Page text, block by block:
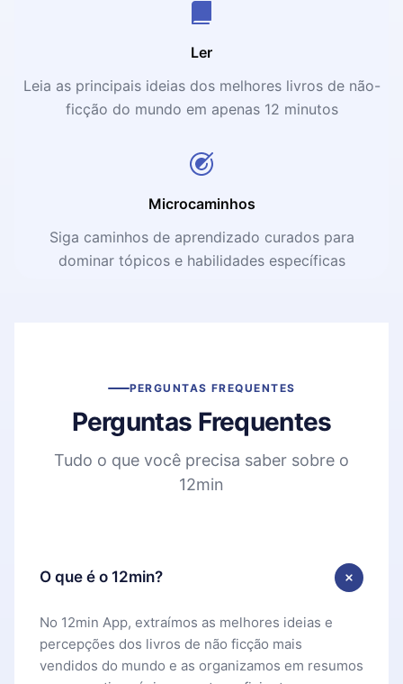
Ler
Leia as principais ideias dos melhores livros de não-
ficção do mundo em apenas 12 minutos
Microcaminhos
Siga caminhos de aprendizado curados para
dominar tópicos e habilidades específicas
PERGUNTAS FREQUENTES
Perguntas Frequentes
Tudo o que você precisa saber sobre o
12min
O que é o 12min?
No 12min App, extraímos as melhores ideias e
percepções dos livros de não ficção mais
vendidos do mundo e as organizamos em resumos